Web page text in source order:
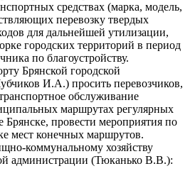
средствах (марка, модель,
перевозку твердых
для дальнейшей утилизации,
городских территорий в период
по благоустройству.
Брянской городской
И.А.) просить перевозчиков,
обслуживание
маршрутах регулярных
Брянске, провести мероприятия по
мест конечных маршрутов.
коммунальному хозяйству
администрации (Тюканько В.В.):